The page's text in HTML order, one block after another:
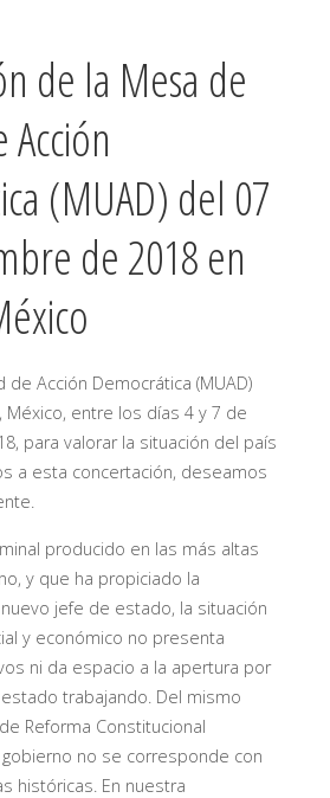
de la Mesa de
(MUAD) del 07
de 2018 en
de Acción Democrática (MUAD)
México, entre los días 4 y 7 de
para valorar la situación del país
a esta concertación, deseamos
producido en las más altas
y que ha propiciado la
jefe de estado, la situación
y económico no presenta
ni da espacio a la apertura por
estado trabajando. Del mismo
Reforma Constitucional
no se corresponde con
históricas. En nuestra